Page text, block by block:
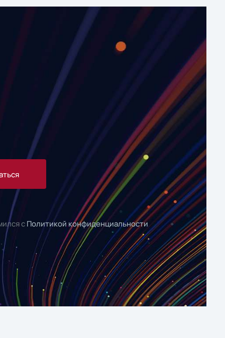
сПолитикой конфиденциальности